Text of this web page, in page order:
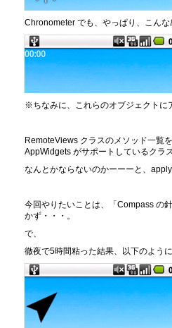
Chronometer でも、やっぱり、こんな
※ちなみに、これらのオブジェクトに
RemoteViews クラスのメソッド一覧
AppWidgets がサポートしているクラ
なんとかならないのかーーーと、
今回やりたいことは、「Compass の
かず・・・。
で、
徹夜で5時間粘った結果、以下のよう